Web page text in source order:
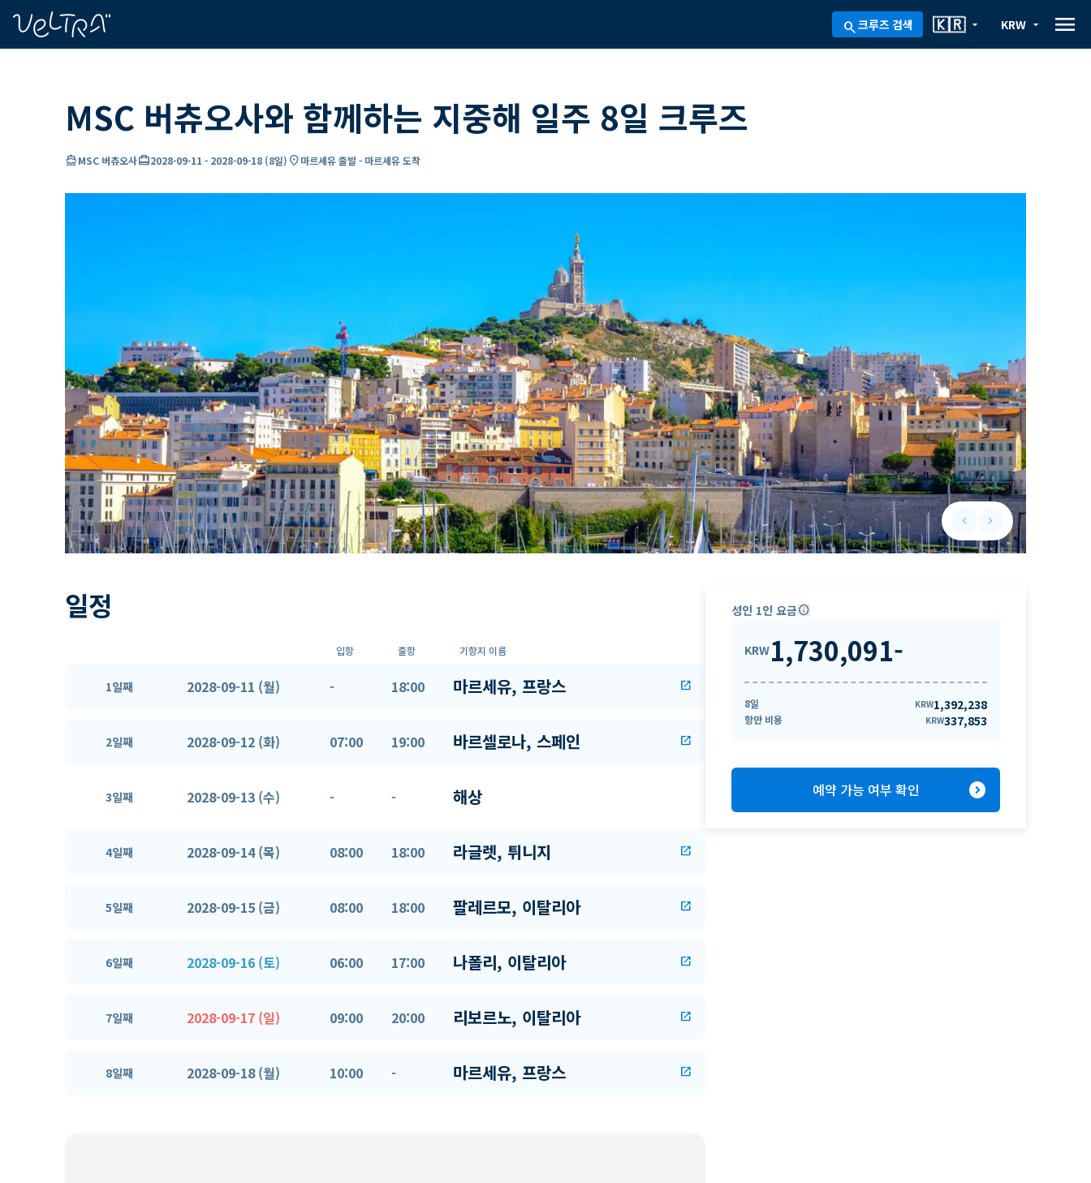
search크루즈 검색 arrow_drop_down
🇰🇷 arrow_drop_down
KRW menu
MSC 버츄오사와 함께하는 지중해 일주 8일 크루즈
directions_boatMSC 버츄오사card_travel2028-09-11 - 2028-09-18 (8일) location_on마르세유 출발 - 마르세유 도착
keyboard_arrow_leftPrevious slide
keyboard_arrow_rightNext slide
일정
입항 출항 기항지 이름
1일째 2028-09-11 (월) - 18:00 마르세유, 프랑스 open_in_new
2일째 2028-09-12 (화) 07:00 19:00 바르셀로나, 스페인 open_in_new
3일째 2028-09-13 (수) - - 해상
4일째 2028-09-14 (목) 08:00 18:00 라글렛, 튀니지 open_in_new
5일째 2028-09-15 (금) 08:00 18:00 팔레르모, 이탈리아 open_in_new
6일째 2028-09-16 (토) 06:00 17:00 나폴리, 이탈리아 open_in_new
7일째 2028-09-17 (일) 09:00 20:00 리보르노, 이탈리아 open_in_new
8일째 2028-09-18 (월) 10:00 - 마르세유, 프랑스 open_in_new
성인 1인 요금info
KRW1,730,091-
8일 KRW1,392,238
항만 비용 KRW337,853
예약 가능 여부 확인 expand_circle_right